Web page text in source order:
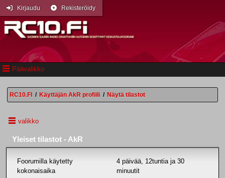
Päävalikko
Kirjaudu Rekisteröidy
RC10.FI / Käyttäjän AkR profiili / Näytä tilastot
valikko
Yleiset tilastot - AkR
Foorumilla käytetty
kokonaisaika
4 päivää, 12tuntia ja 30
minuutit